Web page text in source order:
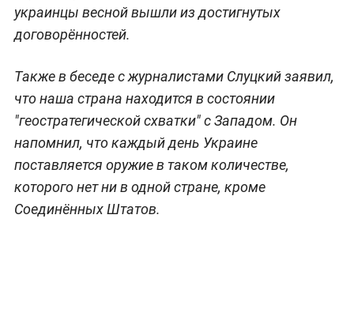
украинцы весной вышли из достигнутых
договорённостей.
Также в беседе с журналистами Слуцкий заявил,
что наша страна находится в состоянии
"геостратегической схватки" с Западом. Он
напомнил, что каждый день Украине
поставляется оружие в таком количестве,
которого нет ни в одной стране, кроме
Соединённых Штатов.